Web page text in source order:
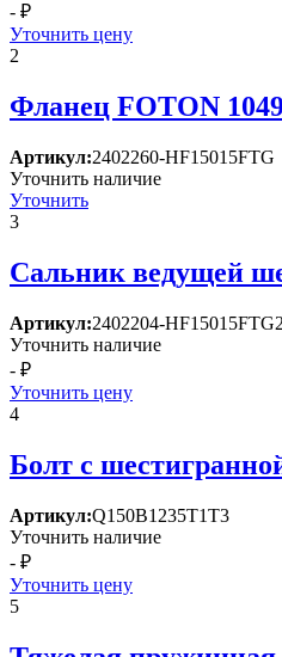
- ₽
Уточнить цену
2
Фланец FOTON
Артикул:2402260-HF15015FTG
Уточнить наличие
Уточнить
3
Сальник ведущей
Артикул:2402204-HF15015FTG2
Уточнить наличие
- ₽
Уточнить цену
4
Болт с
Артикул:Q150B1235T1T3
Уточнить наличие
- ₽
Уточнить цену
5